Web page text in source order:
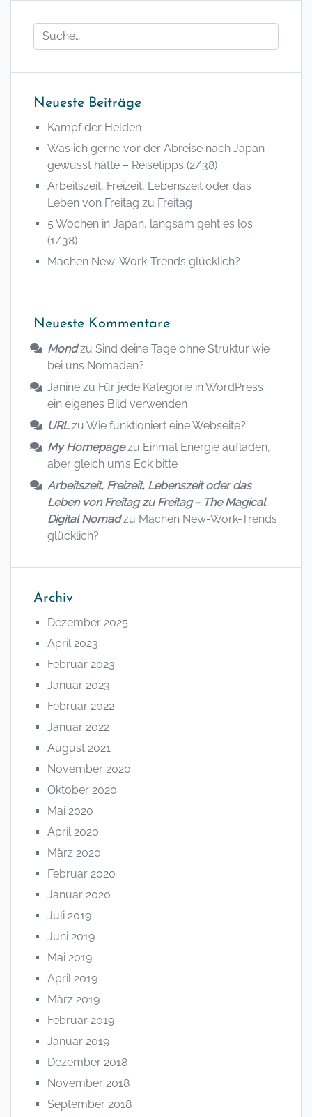
Neueste Beiträge
Kampf der Helden
Was ich gerne vor der Abreise nach Japan
gewusst hätte – Reisetipps (2/38)
Arbeitszeit, Freizeit, Lebenszeit oder das
Leben von Freitag zu Freitag
5 Wochen in Japan, langsam geht es los
(1/38)
Machen New-Work-Trends glücklich?
Neueste Kommentare
Mondzu Sind deine Tage ohne Struktur wie
bei uns Nomaden?
Janine zu Für jede Kategorie in WordPress
ein eigenes Bild verwenden
URLzu Wie funktioniert eine Webseite?
My Homepagezu Einmal Energie aufladen,
aber gleich um’s Eck bitte
Arbeitszeit, Freizeit, Lebenszeit oder das
Leben von Freitag zu Freitag - The Magical
Digital Nomadzu Machen New-Work-Trends
glücklich?
Archiv
Dezember 2025
April 2023
Februar 2023
Januar 2023
Februar 2022
Januar 2022
August 2021
November 2020
Oktober 2020
Mai 2020
April 2020
März 2020
Februar 2020
Januar 2020
Juli 2019
Juni 2019
Mai 2019
April 2019
März 2019
Februar 2019
Januar 2019
Dezember 2018
November 2018
September 2018